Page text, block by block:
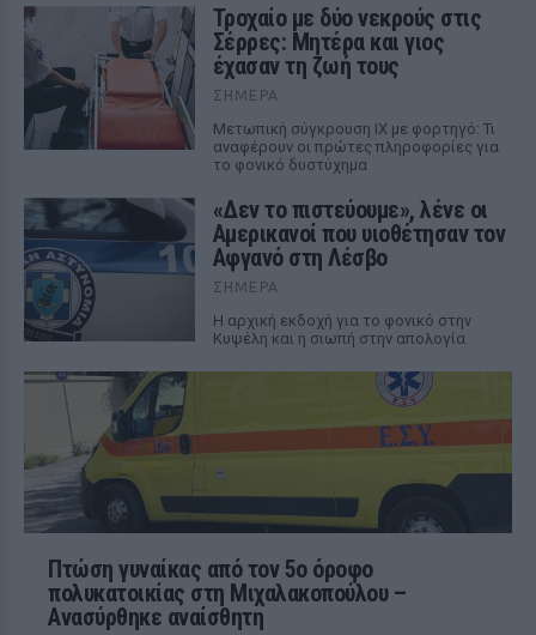
Τροχαίο με δύο νεκρούς στις
Σέρρες: Μητέρα και γιος
έχασαν τη ζωή τους
ΣΉΜΕΡΑ
Μετωπική σύγκρουση ΙΧ με φορτηγό: Τι
αναφέρουν οι πρώτες πληροφορίες για
το φονικό δυστύχημα
«Δεν το πιστεύουμε», λένε οι
Αμερικανοί που υιοθέτησαν τον
Αφγανό στη Λέσβο
ΣΉΜΕΡΑ
Η αρχική εκδοχή για το φονικό στην
Κυψέλη και η σιωπή στην απολογία
Πτώση γυναίκας από τον 5ο όροφο
πολυκατοικίας στη Μιχαλακοπούλου –
Ανασύρθηκε αναίσθητη